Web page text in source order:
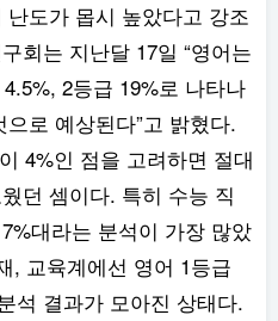
도가 몹시 높았다고 강조
회는 지난달 17일 “영어는
2등급 19%로 나타나
로 예상된다”고 밝혔다.
4%인 점을 고려하면 절대
던 셈이다. 특히 수능 직
대라는 분석이 가장 많았
, 교육계에선 영어 1등급
석 결과가 모아진 상태다.